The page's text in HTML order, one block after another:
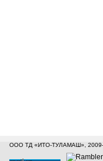
ООО ТД «ИТО-ТУЛАМАШ», 2009-